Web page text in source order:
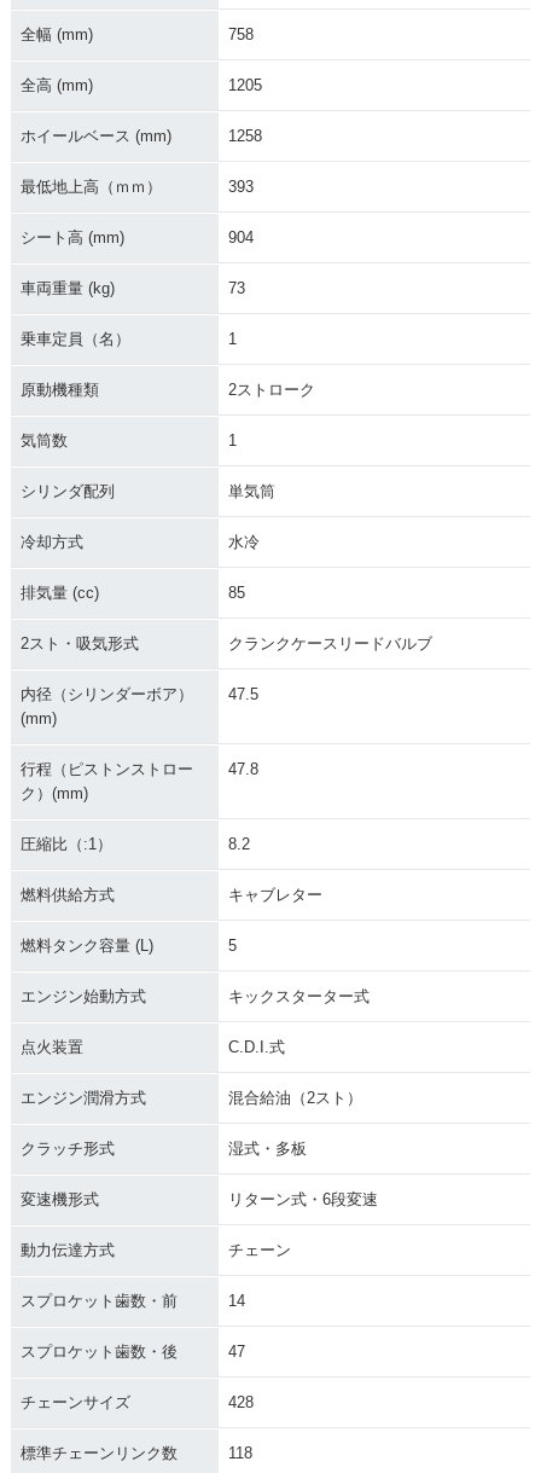
ーチェンジ
ナーチェンジ
ーチェンジ
2011年 YZ85・カラ
ーチェンジ
2010年 YZ85・カラ
ーチェンジ
ーチェンジ
ナーチェンジ
ナーチェンジ
全幅 (mm) 758
全高 (mm) 1205
ホイールベース (mm) 1258
最低地上高（ｍｍ） 393
シート高 (mm) 904
車両重量 (kg) 73
乗車定員（名） 1
原動機種類 2ストローク
気筒数 1
シリンダ配列 単気筒
冷却方式 水冷
排気量 (cc) 85
2スト・吸気形式 クランクケースリードバルブ
内径（シリンダーボア）
(mm)
47.5
行程（ピストンストロー
ク）(mm)
47.8
圧縮比（:1） 8.2
燃料供給方式 キャブレター
燃料タンク容量 (L) 5
エンジン始動方式 キックスターター式
点火装置 C.D.I.式
エンジン潤滑方式 混合給油（2スト）
クラッチ形式 湿式・多板
変速機形式 リターン式・6段変速
動力伝達方式 チェーン
スプロケット歯数・前 14
スプロケット歯数・後 47
チェーンサイズ 428
標準チェーンリンク数 118